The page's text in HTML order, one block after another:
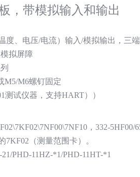
，带模拟输入和输出
度、电压/电流）输入/模拟输出，三
拟屏障
M5/M6螺钉固定
试仪器，支持HART）
）
， 332-5HF00/
（测量范围卡）。
PHD-11HZ-*1/PHD-11HT-*1